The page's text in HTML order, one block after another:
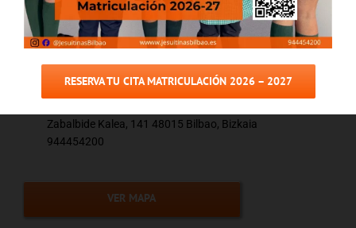
ColegioJesuitinas Bilbao La
Inmaculada
Zabalbide Kalea, 141 48015 Bilbao, Bizkaia
944454200
VER MAPA
RESERVA TU CITA MATRICULACIÓN 2026 – 2027